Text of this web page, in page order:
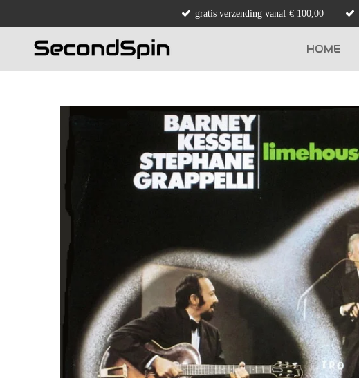
gratis verzending vanaf € 100,00
HOME